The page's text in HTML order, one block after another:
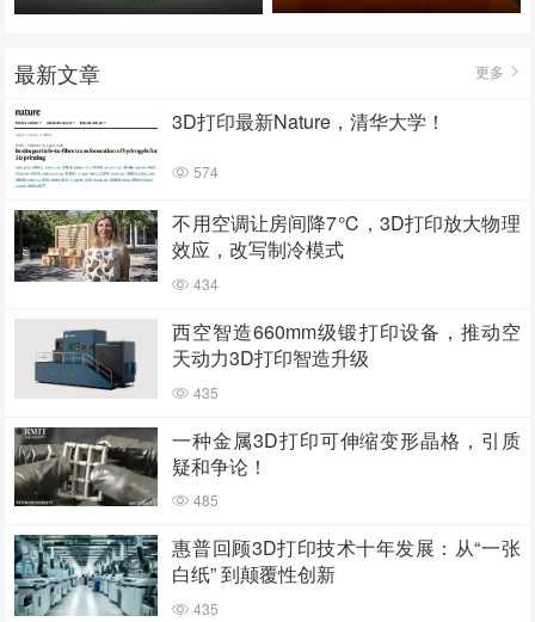
最新文章 更多
3D打印最新Nature，清华大学！
574
不用空调让房间降7℃，3D打印放大物理
效应，改写制冷模式
434
西空智造660mm级锻打印设备，推动空
天动力3D打印智造升级
435
一种金属3D打印可伸缩变形晶格，引质
疑和争论！
485
惠普回顾3D打印技术十年发展：从“一张
白纸” 到颠覆性创新
435